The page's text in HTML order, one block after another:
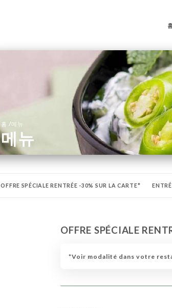
홈 /메뉴
메뉴
OFFRE SPÉCIALE RENTRÉE -30% SUR LA CARTE*
MENU RANI MENU VÉGÉTARIEN
OFFRE SPÉCIALE
*Voir modalité dans votre